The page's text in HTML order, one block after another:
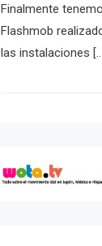
Finalmente
Flashmob
las instalaciones